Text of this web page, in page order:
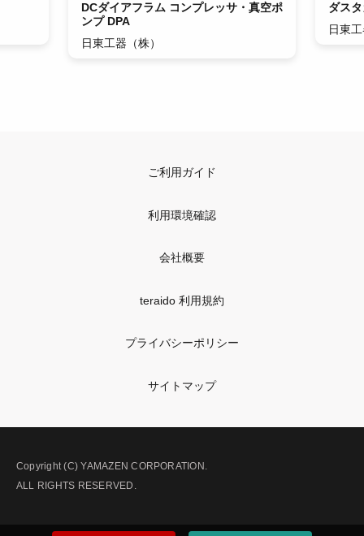
DCダイアフラム コンプレッサ・真空ポ
ンプ DPA
日東工器（株）
ダス
日東
ご利用ガイド
利用環境確認
会社概要
teraido 利用規約
プライバシーポリシー
サイトマップ
Copyright (C) YAMAZEN CORPORATION.
ALL RIGHTS RESERVED.